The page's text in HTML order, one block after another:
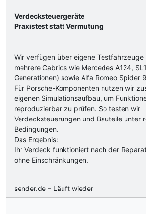
Verdecksteuergeräte
Praxistest statt Vermutung
Wir verfügen über eigene Testfahrzeuge
mehrere Cabrios wie Mercedes A124,
Generationen) sowie Alfa Romeo Spider
Für Porsche-Komponenten nutzen wir
eigenen Simulationsaufbau, um
reproduzierbar zu prüfen. So testen wir
Verdecksteuerungen und Bauteile unter
Bedingungen.
Das Ergebnis:
Ihr Verdeck funktioniert nach der
ohne Einschränkungen.
sender.de – Läuft wieder